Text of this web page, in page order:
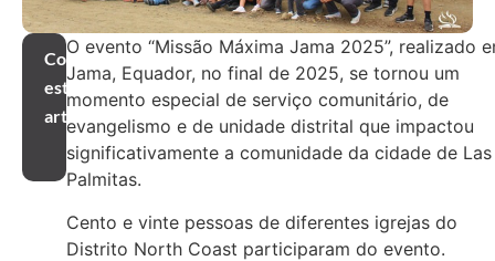
Compartilhar
este
artigo
O evento “Missão Máxima Jama 2025”, realizado
Jama, Equador, no final de 2025, se tornou um
momento especial de serviço comunitário, de
evangelismo e de unidade distrital que impactou
significativamente a comunidade da cidade de Las
Palmitas.
Cento e vinte pessoas de diferentes igrejas do
Distrito North Coast participaram do evento.